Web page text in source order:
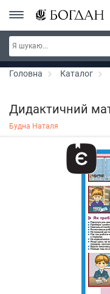
РОЗПРОДАЖ ~ 150 грн ~ 200
300 грн ~
Головна Каталог
Дидактичний
Будна Наталя